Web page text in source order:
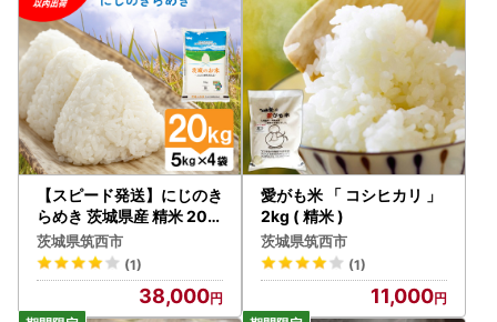
【スピード発送】にじのき
らめき 茨城県産 精米 20k
g [rin023] 白米
茨城県筑西市
(1)
38,000
愛がも米 「 コシヒカリ 」
2kg ( 精米 )
茨城県筑西市
(1)
11,000